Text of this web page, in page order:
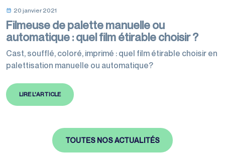
20 janvier 2021
Filmeuse de palette manuelle ou
automatique : quel film étirable choisir ?
Cast, soufflé, coloré, imprimé : quel film étirable choisir en
palettisation manuelle ou automatique?
LIRE L'ARTICLE
TOUTES NOS ACTUALITÉS